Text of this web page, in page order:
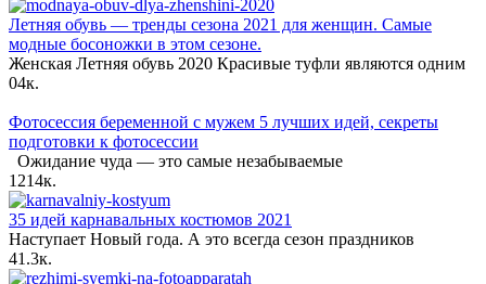
Летняя обувь — тренды сезона 2021 для женщин. Самые
модные босоножки в этом сезоне.
Женская Летняя обувь 2020 Красивые туфли являются одним
04к.
Фотосессия беременной с мужем 5 лучших идей, секреты
подготовки к фотосессии
Ожидание чуда — это самые незабываемые
1214к.
35 идей карнавальных костюмов 2021
Наступает Новый года. А это всегда сезон праздников
41.3к.